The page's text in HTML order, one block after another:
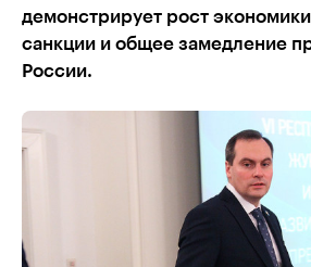
демонстрирует рост
санкции и общее замедление
России.